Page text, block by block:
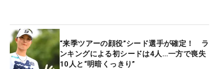
“来季ツアーの顔役”シード選手が確定！ ラ
ンキングによる初シードは4人…一方で喪失
10人と“明暗くっきり”